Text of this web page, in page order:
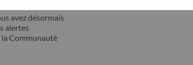
avez désormais
alertes
Communauté